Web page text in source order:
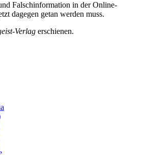
Falsch­information in der Online-
da­gegen getan werden muss.
Verlag erschienen.